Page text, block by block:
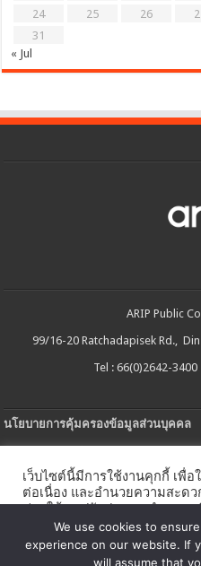
24
25 26
31
« Jul
ARIP Public
99/16-20 Ratchadapisek Rd.,
Tel : 66(0)2642-
นโยบายการคุ้มครองข้อมูลส่วนบุคคล
นโยบายการใช้คกกี้
นโยบายความปลอดภัยของข้อมูลสารส
เว็บไซต์นี้มีการใช้งานคุกกี้ เพื่
ต่อเนื่อง และอำนวยความสะดว
ช่วยให้เราปรับปรุงการนำเสน
ของท่าน โดยสามารถศึกษารา
คุกกี้
We use cookies to
experience on our website. If
will assume that